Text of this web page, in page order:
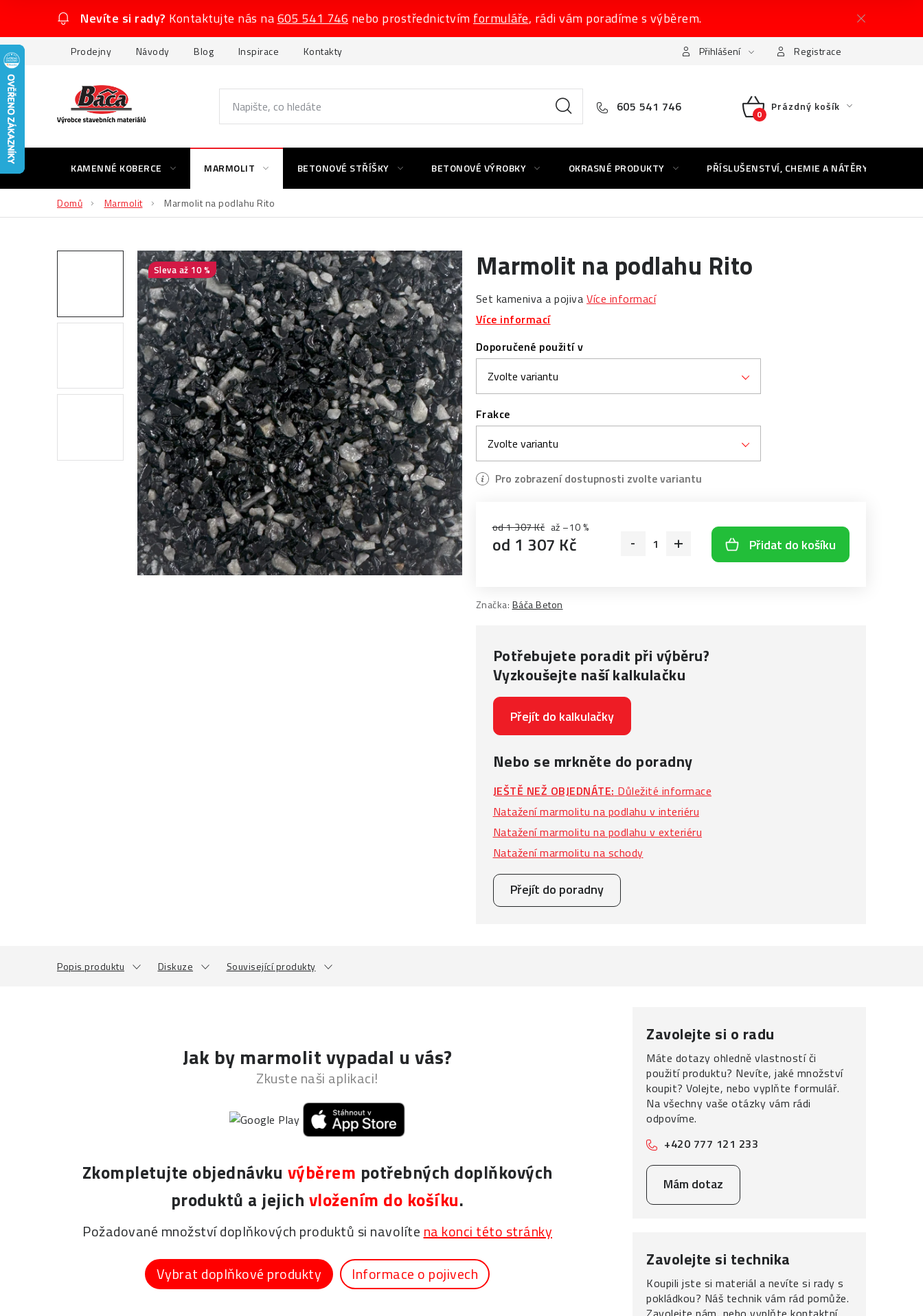
obsah
Nevíte si rady? Kontaktujte nás na605 541 746 nebo prostřednictvím formuláře, rádi vám poradíme s výběrem.
Prodejny Návody Blog Inspirace Kontakty Přihlášení Registrace
605 541 746
NÁKUPNÍ
Prázdný košík
KAMENNÉ KOBERCE MARMOLIT BETONOVÉ STŘÍŠKY BETONOVÉ VÝROBKY OKRASNÉ PRODUKTY PŘÍSLUŠENSTVÍ, CHEMIE A NÁTĚRY
Domů Marmolit Marmolit na podlahu Rito
Marmolit na podlahu Rito
Set kameniva a pojiva Více informací
Více informací
Doporučené použití v
Frakce
od 1 307 Kč až –10 %
od 1 307 Kč Přidat do košíku
Značka: Báča Beton
Potřebujete poradit při výběru?
Vyzkoušejte naší kalkulačku
Přejít do kalkulačky
Nebo se mrkněte do poradny
JEŠTĚ NEŽ OBJEDNÁTE: Důležité informace
Natažení marmolitu na podlahu v interiéru
Natažení marmolitu na podlahu v exteriéru
Natažení marmolitu na schody
Přejít do poradny
až 10 %
Popis produktu Diskuze Související produkty
Jak by marmolit vypadal u vás?
Zkuste naši aplikaci!
Zkompletujte objednávku výběrem potřebných doplňkových
produktů a jejich vložením do košíku.
Požadované množství doplňkových produktů si navolíte na konci této stránky
Vybrat doplňkové produkty
Informace o pojivech
Zavolejte si o radu
Máte dotazy ohledně vlastností či
použití produktu? Nevíte, jaké množství
koupit? Volejte, nebo vyplňte formulář.
Na všechny vaše otázky vám rádi
odpovíme.
+420 777 121 233
Mám dotaz
Zavolejte si technika
Koupili jste si materiál a nevíte si rady s
pokládkou? Náš technik vám rád pomůže.